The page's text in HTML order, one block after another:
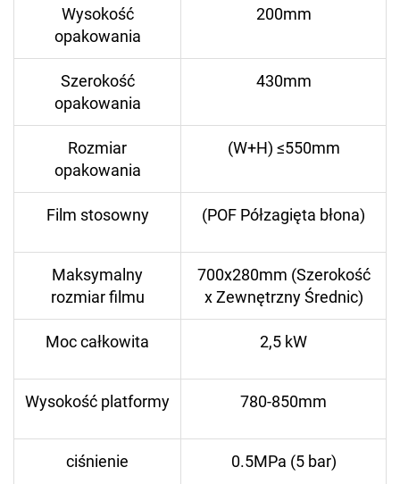
Wysokość
opakowania
200mm
Szerokość
opakowania
430mm
Rozmiar
opakowania
(W+H) ≤550mm
Film stosowny (POF Półzagięta błona)
Maksymalny
rozmiar filmu
700x280mm (Szerokość
x Zewnętrzny Średnic)
Moc całkowita 2,5 kW
Wysokość platformy 780-850mm
ciśnienie 0.5MPa (5 bar)